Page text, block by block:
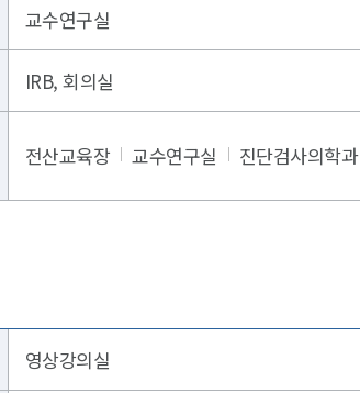
교수연구실
IRB, 회의실
전산교육장 교수연구실 진단검사의학과
영상강의실